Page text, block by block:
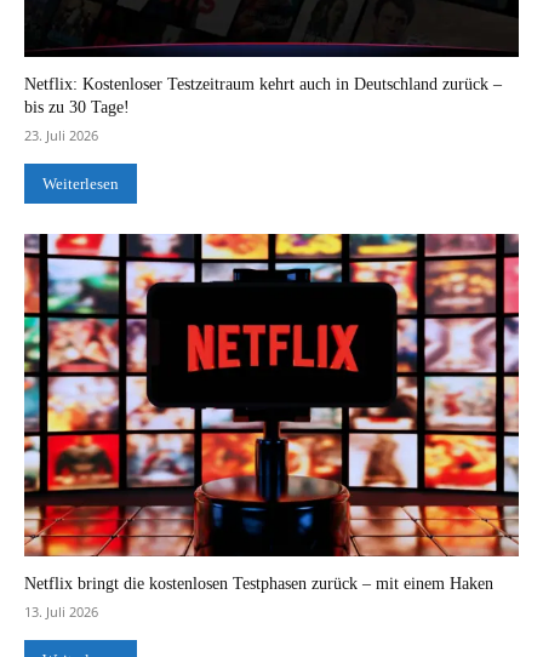
Netflix: Kostenloser Testzeitraum kehrt auch in Deutschland zurück –
bis zu 30 Tage!
23. Juli 2026
Weiterlesen
Netflix bringt die kostenlosen Testphasen zurück – mit einem Haken
13. Juli 2026